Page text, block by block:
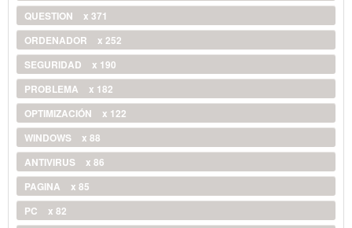
QUESTION
x 371
ORDENADOR
x 252
SEGURIDAD
x 190
PROBLEMA
x 182
OPTIMIZACIÓN
x 122
WINDOWS
x 88
ANTIVIRUS
x 86
PAGINA
x 85
PC
x 82